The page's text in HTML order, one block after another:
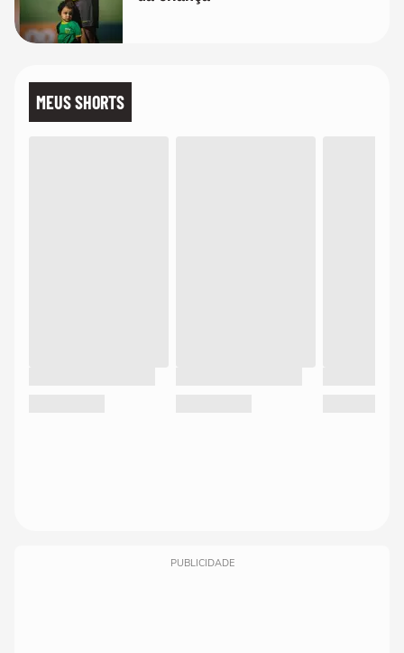
MEUS SHORTS
PUBLICIDADE